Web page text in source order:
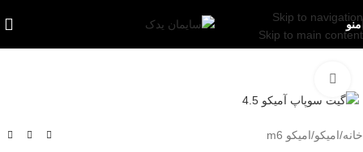
Skip to navigation
Skip to main content
منو
خانه/امیکو/امیکو m6